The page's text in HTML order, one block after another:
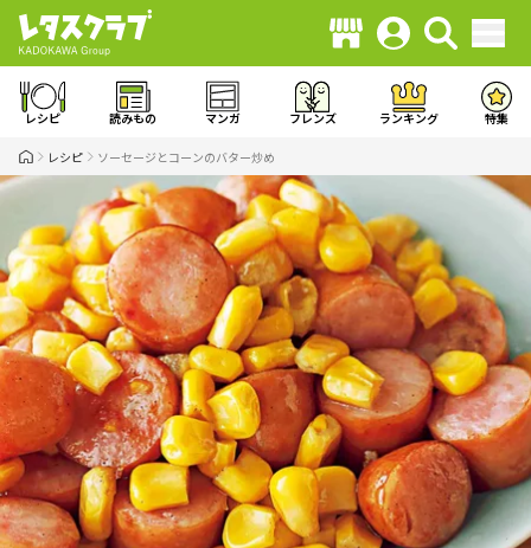
レシピ 読みもの マンガ フレンズ ランキング 特集
レシピ ソーセージとコーンのバター炒め